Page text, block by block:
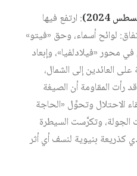
: ارتفع فيها
لوائح أسماء، وحق «فيتو»
محور «فيلادلفيا»، وإبعاد
العائدين إلى الشمال،
رأت المقاومة أن الصيغة
الاحتلال وتحوِّل «الحاجة
الجولة، وتكرَّست السيطرة
كذريعة بنيوية لنسف أي أثر